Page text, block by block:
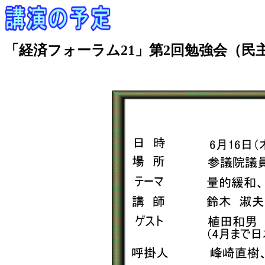
「経済フォーラム21」第2回勉強会（民